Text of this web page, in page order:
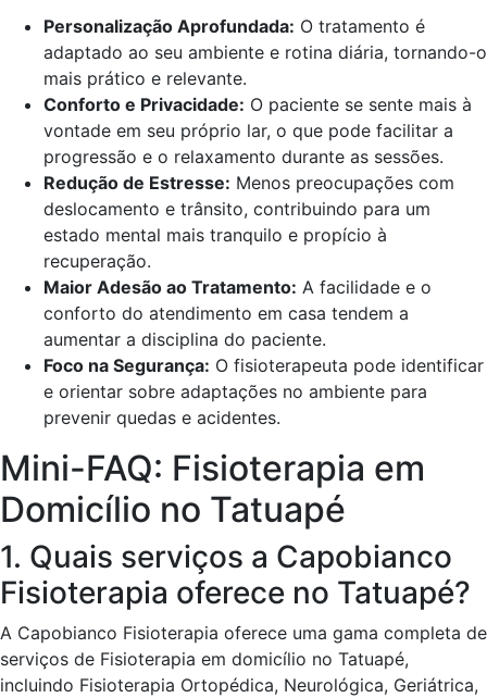
Personalização Aprofundada: O tratamento é
adaptado ao seu ambiente e rotina diária, tornando-o
mais prático e relevante.
Conforto e Privacidade: O paciente se sente mais à
vontade em seu próprio lar, o que pode facilitar a
progressão e o relaxamento durante as sessões.
Redução de Estresse: Menos preocupações com
deslocamento e trânsito, contribuindo para um
estado mental mais tranquilo e propício à
recuperação.
Maior Adesão ao Tratamento: A facilidade e o
conforto do atendimento em casa tendem a
aumentar a disciplina do paciente.
Foco na Segurança: O fisioterapeuta pode identificar
e orientar sobre adaptações no ambiente para
prevenir quedas e acidentes.
Mini-FAQ: Fisioterapia em
Domicílio no Tatuapé
1. Quais serviços a Capobianco
Fisioterapia oferece no Tatuapé?
A Capobianco Fisioterapia oferece uma gama completa de
serviços de Fisioterapia em domicílio no Tatuapé,
incluindo Fisioterapia Ortopédica, Neurológica, Geriátrica,